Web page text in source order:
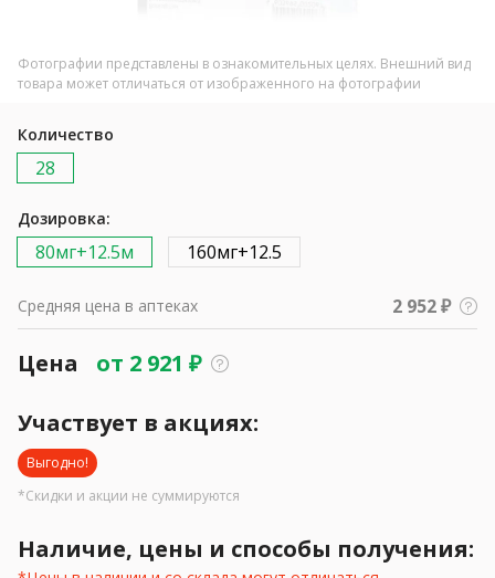
Фотографии представлены в ознакомительных целях. Внешний вид
товара может отличаться от изображенного на фотографии
Количество
28
Дозировка:
80мг+12.5м 160мг+12.5
Средняя цена в аптеках 2 952 ₽
Цена от 2 921 ₽
Участвует в акциях:
Выгодно!
*Скидки и акции не суммируются
Наличие, цены и способы получения: